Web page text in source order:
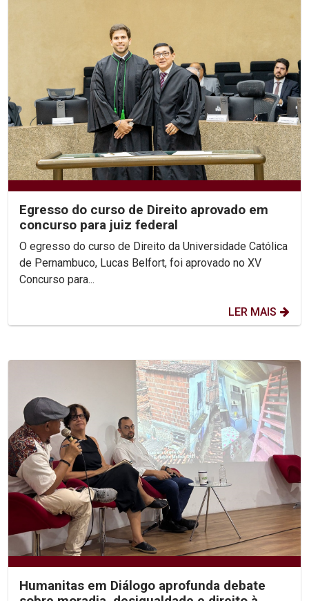
Egresso do curso de Direito aprovado em
concurso para juiz federal
O egresso do curso de Direito da Universidade Católica
de Pernambuco, Lucas Belfort, foi aprovado no XV
Concurso para...
LER MAIS
Humanitas em Diálogo aprofunda debate